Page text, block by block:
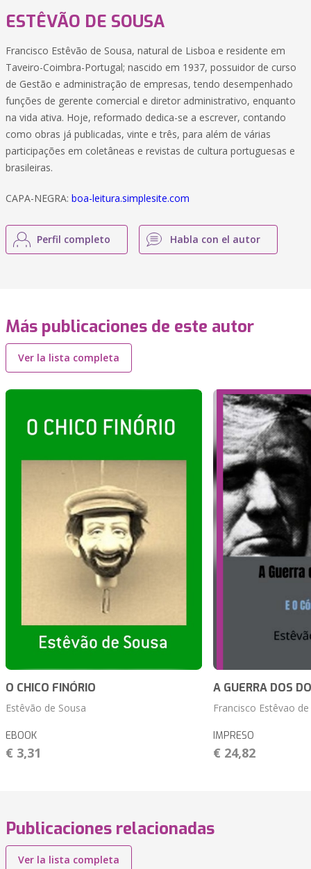
ESTÊVÃO DE SOUSA
Francisco Estêvão de Sousa, natural de Lisboa e residente em
Taveiro-Coimbra-Portugal; nascido em 1937, possuidor de curso
de Gestão e administração de empresas, tendo desempenhado
funções de gerente comercial e diretor administrativo, enquanto
na vida ativa. Hoje, reformado dedica-se a escrever, contando
como obras já publicadas, vinte e três, para além de várias
participações em coletâneas e revistas de cultura portuguesas e
brasileiras.
CAPA-NEGRA: boa-leitura.simplesite.com
Perfil completo Habla con el autor
Más publicaciones de este autor
Ver la lista completa
O CHICO FINÓRIO
Estêvão de Sousa
EBOOK
€ 3,31
A GUERRA DOS
Francisco Estêvao
IMPRESO
€ 24,82
Publicaciones relacionadas
Ver la lista completa